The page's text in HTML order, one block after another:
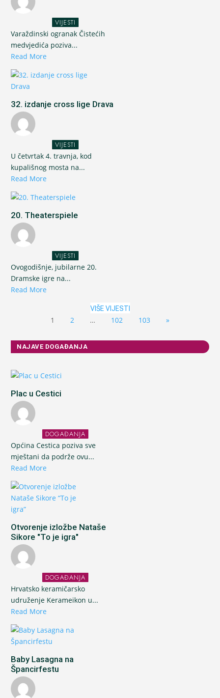
VIJESTI
Varaždinski ogranak Čistećih
medvjedića poziva...
Read More
32. izdanje cross lige Drava
VIJESTI
U četvrtak 4. travnja, kod
kupališnog mosta na...
Read More
20. Theaterspiele
VIJESTI
Ovogodišnje, jubilarne 20.
Dramske igre na...
Read More
VIŠE VIJESTI
1 2 … 102 103 »
NAJAVE DOGAĐANJA
Plac u Cestici
DOGAĐANJA
Općina Cestica poziva sve
mještani da podrže ovu...
Read More
Otvorenje izložbe Nataše
Sikore "To je igra"
DOGAĐANJA
Hrvatsko keramičarsko
udruženje Kerameikon u...
Read More
Baby Lasagna na
Špancirfestu